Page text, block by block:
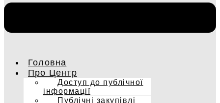
Головна
Про Центр
Доступ до публічної
інформації
Публічні закупівлі